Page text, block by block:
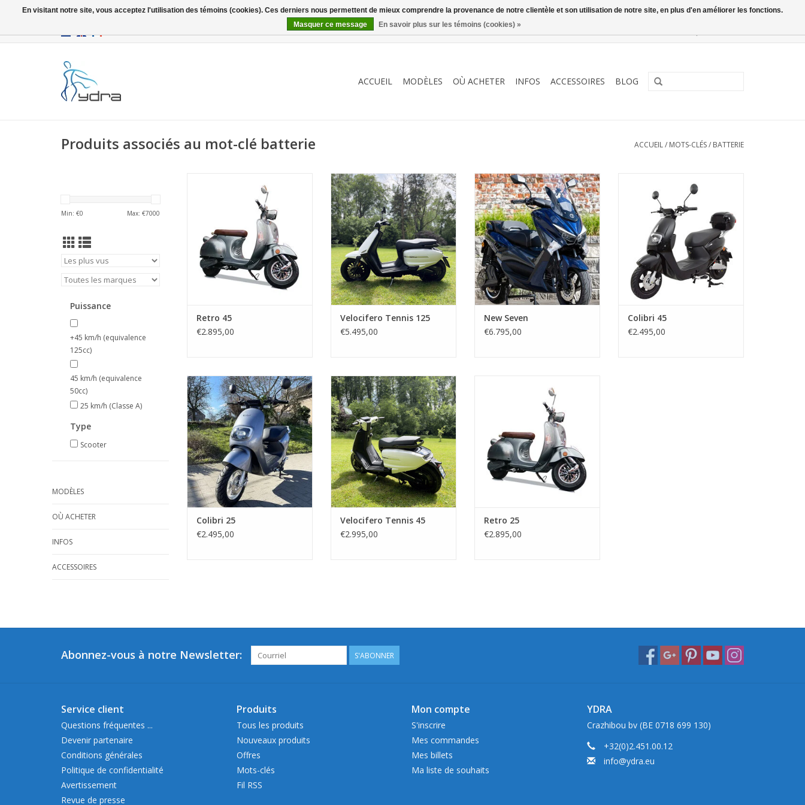
ACCUEIL MODÈLES OÙ ACHETER INFOS ACCESSOIRES BLOG
Produits associés au mot-clé batterie ACCUEIL/ MOTS-CLÉS/ BATTERIE
Min: €0 Max: €7000
Puissance
+45 km/h (equivalence
125cc)
45 km/h (equivalence
50cc)
25 km/h (Classe A)
Type
Scooter
MODÈLES
OÙ ACHETER
INFOS
ACCESSOIRES
AJOUTER AU PANIER
Retro 45
€2.895,00
Design à l'italienne et
comportement exemplaire
AJOUTER AU PANIER
Velocifero Tennis 125
€5.495,00
Activate your mobility !
AJOUTER AU PANIER
New Seven
€6.795,00
aux grandes ambitions
AJOUTER AU PANIER
Colibri 45
€2.495,00
Le scooter électrique compact
aux grandes ambitions
AJOUTER AU PANIER
Colibri 25
€2.495,00
Design à l'italienne et
comportement exemplaire
AJOUTER AU PANIER
Velocifero Tennis 45
€2.995,00
AJOUTER AU PANIER
Retro 25
€2.895,00
Abonnez-vous à notre Newsletter: S'ABONNER
Service client
Questions fréquentes ...
Devenir partenaire
Conditions générales
Politique de confidentialité
Avertissement
Revue de presse
Produits
Tous les produits
Nouveaux produits
Offres
Mots-clés
Fil RSS
Mon compte
S'inscrire
Mes commandes
Mes billets
Ma liste de souhaits
YDRA
Crazhibou bv (BE 0718 699 130)
+32(0)2.451.00.12
info@ydra.eu
En visitant notre site, vous acceptez l'utilisation des témoins (cookies). Ces derniers nous permettent de mieux comprendre la provenance de notre clientèle et son utilisation de notre site, en plus d'en améliorer les fonctions.
Masquer ce message
En savoir plus sur les témoins (cookies) »